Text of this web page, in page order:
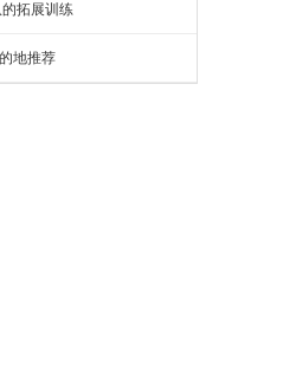
拓展训练
地推荐